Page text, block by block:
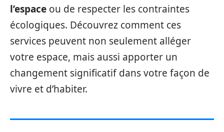
l’espace ou de respecter les contraintes
écologiques. Découvrez comment ces
services peuvent non seulement alléger
votre espace, mais aussi apporter un
changement significatif dans votre façon de
vivre et d’habiter.